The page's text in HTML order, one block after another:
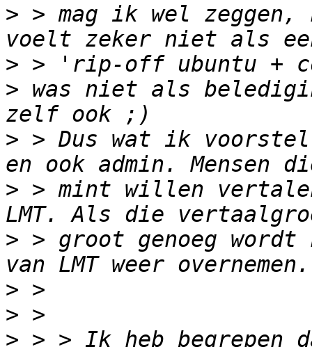
> > mag ik wel
>
> was niet als
> > Dus wat ik
> > mint willen
> > groot genoeg
>
>
> > > Ik heb